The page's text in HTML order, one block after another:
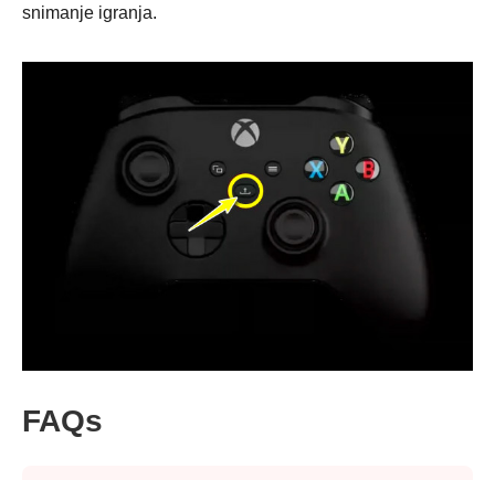
snimanje igranja.
FAQs